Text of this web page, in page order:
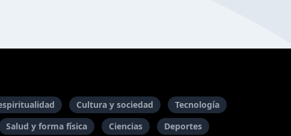
Cultura y sociedad
Tecnología
Salud y forma física Ciencias Deportes